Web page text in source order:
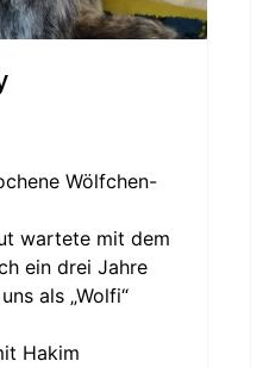
Wölfchen-
wartete mit dem
ein drei Jahre
als „Wolfi“
Hakim